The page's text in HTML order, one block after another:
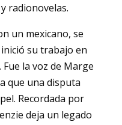
radionovelas.
un mexicano, se
inició su trabajo en
Fue la voz de Marge
que una disputa
Recordada por
deja un legado